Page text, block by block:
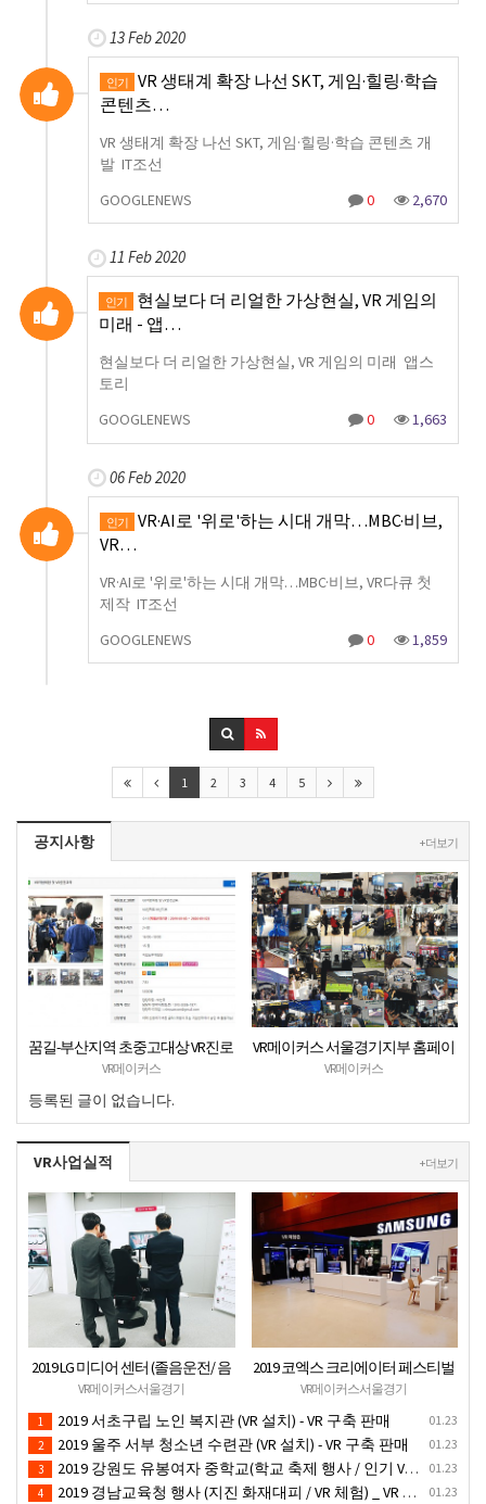
13 Feb 2020
인기
VR 생태계 확장 나선 SKT, 게임·힐링·학습
콘텐츠…
VR 생태계 확장 나선 SKT, 게임·힐링·학습 콘텐츠 개
발 IT조선
GOOGLENEWS
0 2,670
11 Feb 2020
인기
현실보다 더 리얼한 가상현실, VR 게임의
미래 - 앱…
현실보다 더 리얼한 가상현실, VR 게임의 미래 앱스
토리
GOOGLENEWS
0 1,663
06 Feb 2020
인기
VR·AI로 '위로'하는 시대 개막…MBC·비브,
VR…
VR·AI로 '위로'하는 시대 개막…MBC·비브, VR다큐 첫
제작 IT조선
GOOGLENEWS
0 1,859
1 2 3 4 5
공지사항 + 더보기
꿈길-부산지역 초중고대상 VR진로
직업체험 + VR안전교육 프로그램
운영공고
VR메이커스
VR메이커스 서울경기지부 홈페이
지 오픈
VR메이커스
등록된 글이 없습니다.
VR사업실적 + 더보기
2019 LG 미디어 센터 (졸음운전/ 음
주운전 체험 행사) VR 체험 - VR 렌탈
대여 행사
VR메이커스서울경기
2019 코엑스 크리에이터 페스티벌
VR체험 부스 (인기 VR 체험) - VR렌
탈대여 행사
VR메이커스서울경기
01.23
1 2019 서초구립 노인 복지관 (VR 설치) - VR 구축 판매
01.23
2 2019 울주 서부 청소년 수련관 (VR 설치) - VR 구축 판매
01.23
3 2019 강원도 유봉여자 중학교(학교 축제 행사 / 인기 VR 컨텐츠 ) - VR렌탈대여 행사
01.23
4 2019 경남교육청 행사 (지진 화재대피 / VR 체험) _ VR 렌탈대여행사